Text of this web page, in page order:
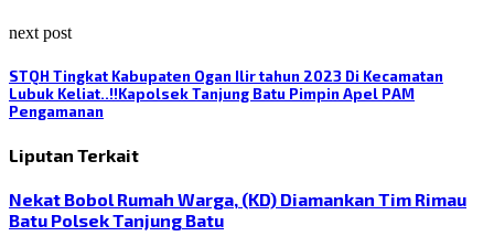
next post
STQH Tingkat Kabupaten Ogan Ilir tahun 2023 Di Kecamatan
Lubuk Keliat..!!Kapolsek Tanjung Batu Pimpin Apel PAM
Pengamanan
Liputan Terkait
Nekat Bobol Rumah Warga, (KD) Diamankan Tim Rimau
Batu Polsek Tanjung Batu